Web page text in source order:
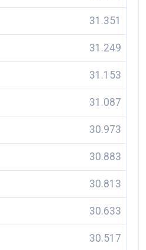
31.351
31.249
31.153
31.087
30.973
30.883
30.813
30.633
30.517